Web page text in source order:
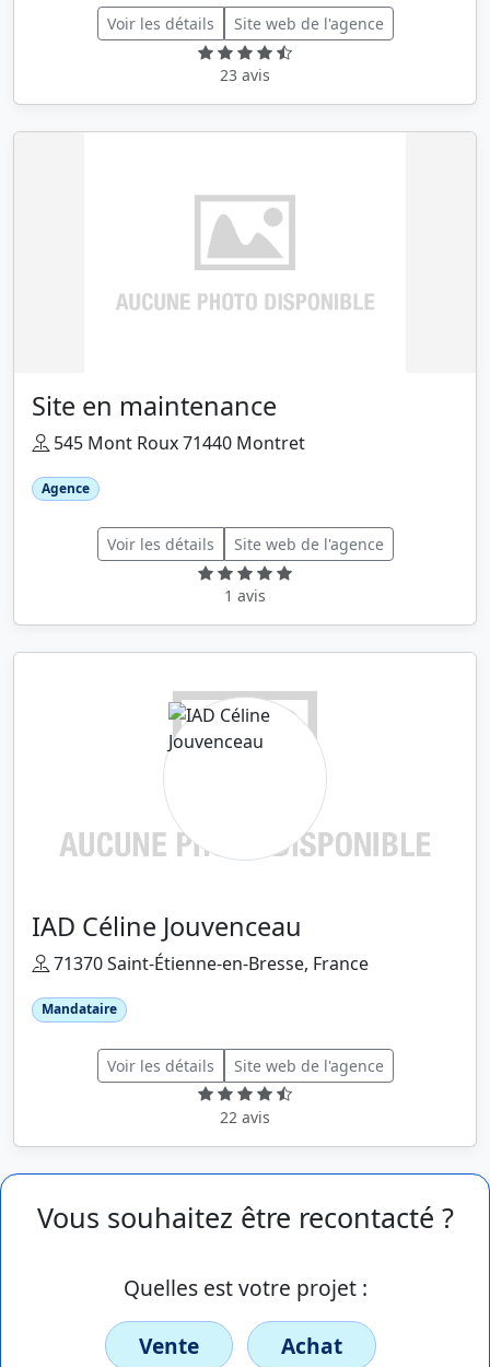
Voir les détails Site web de l'agence
23 avis
Site en maintenance
545 Mont Roux 71440 Montret
Agence
Voir les détails Site web de l'agence
1 avis
IAD Céline Jouvenceau
71370 Saint-Étienne-en-Bresse, France
Mandataire
Voir les détails Site web de l'agence
22 avis
Vous souhaitez être recontacté ?
Quelles est votre projet :
Vente
Achat